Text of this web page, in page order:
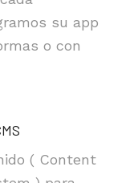
su app
o con
( Content